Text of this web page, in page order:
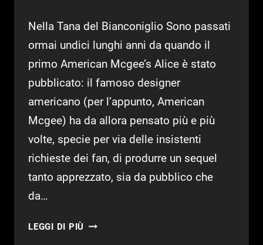
Nella Tana del Bianconiglio Sono passati
ormai undici lunghi anni da quando il
primo American Mcgee’s Alice è stato
pubblicato: il famoso designer
americano (per l’appunto, American
Mcgee) ha da allora pensato più e più
volte, specie per via delle insistenti
richieste dei fan, di produrre un sequel
tanto apprezzato, sia da pubblico che
da…
LEGGI DI PIÙ ALICE: